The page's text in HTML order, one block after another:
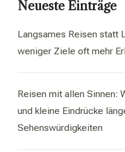
Neueste Einträge
Langsames Reisen statt
weniger Ziele oft mehr
Reisen mit allen Sinnen:
und kleine Eindrücke
Sehenswürdigkeiten